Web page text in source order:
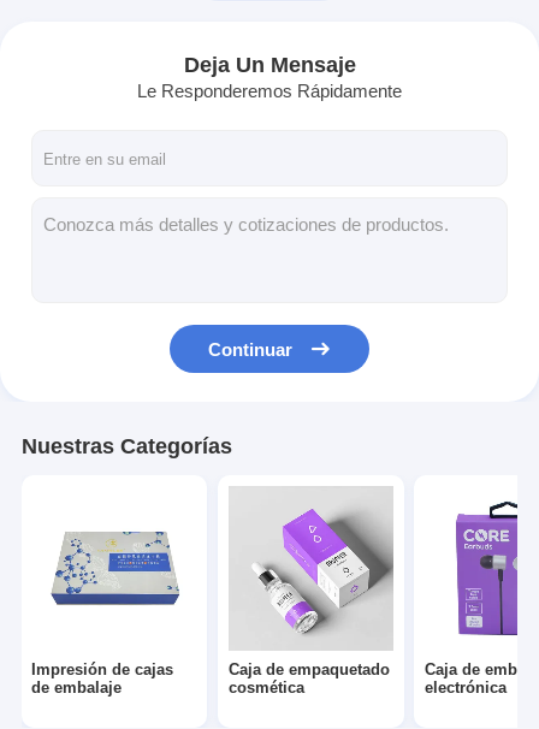
bolsos de papel del regalo
Caja de regalo rígida
Etiqueta adhesiva
Deja Un Mensaje
Le Responderemos Rápidamente
Continuar
Nuestras Categorías
Impresión de cajas
de embalaje
Caja de empaquetado
cosmética
Caja de
electrónica